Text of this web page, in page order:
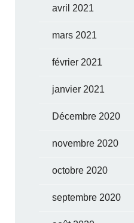
avril 2021
mars 2021
février 2021
janvier 2021
Décembre 2020
novembre 2020
octobre 2020
septembre 2020